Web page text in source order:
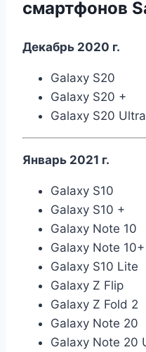
смартфонов
Декабрь 2020 г.
Galaxy S20
Galaxy S20 +
Galaxy S20 Ultra
Январь 2021 г.
Galaxy S10
Galaxy S10 +
Galaxy Note 10
Galaxy Note 10+
Galaxy S10 Lite
Galaxy Z Flip
Galaxy Z Fold 2
Galaxy Note 20
Galaxy Note 20